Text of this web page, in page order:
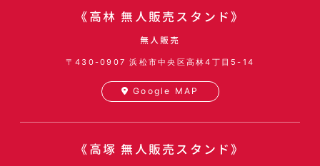
《高林 無人販売スタンド》
無人販売
〒430-0907 浜松市中央区高林4丁目5-14
Google MAP
《高塚 無人販売スタンド》